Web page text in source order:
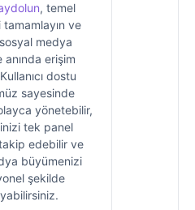
, temel
ve
medya
anında erişim
dostu
sayesinde
yönetebilir,
tek panel
edebilir ve
büyümenizi
şekilde